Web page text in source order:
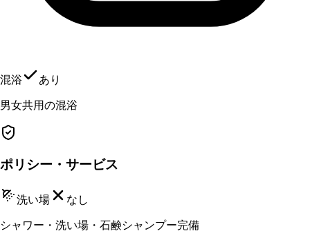
混浴 あり
男女共用の混浴
ポリシー・サービス
洗い場 なし
シャワー・洗い場・石鹸シャンプー完備